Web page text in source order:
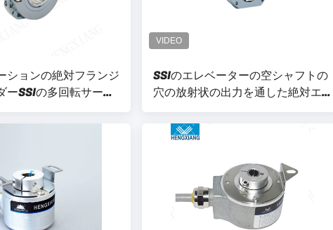
ションの絶対フランジ
ーSSIの多回転サーボ
シャフト
SSIのエレベーターの空シャフトの
穴の放射状の出力を通した絶対エン
コーダーの正方形のフランジ